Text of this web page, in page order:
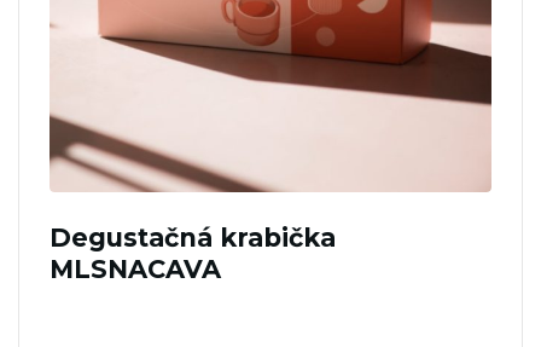
Degustačná krabička
MLSNACAVA